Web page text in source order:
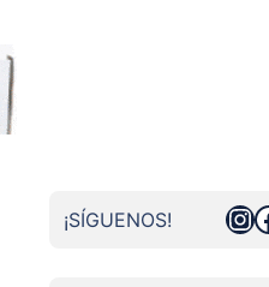
¡SÍGUENOS!